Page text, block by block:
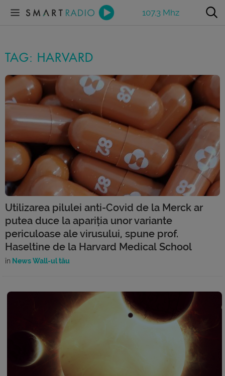
107.3 Mhz
TAG: HARVARD
Utilizarea pilulei anti-Covid de la Merck ar
putea duce la apariția unor variante
periculoase ale virusului, spune prof.
Haseltine de la Harvard Medical School
în News Wall-ul tău